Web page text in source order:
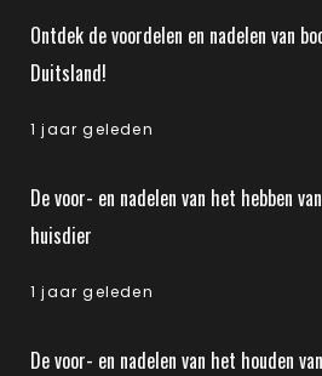
Ontdek de voordelen en nadelen van
Duitsland!
1 jaar geleden
De voor- en nadelen van het hebben
huisdier
1 jaar geleden
De voor- en nadelen van het houden